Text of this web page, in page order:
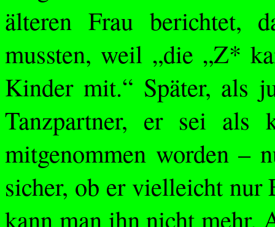
älteren Frau berichtet,
mussten, weil „die „Z*
Kinder mit.“ Später, als
Tanzpartner, er sei als
mitgenommen worden –
sicher, ob er vielleicht nur
kann man ihn nicht mehr.